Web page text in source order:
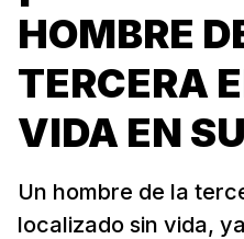
HOMBRE
TERCERA
VIDA EN
Un hombre de la
localizado sin vida,